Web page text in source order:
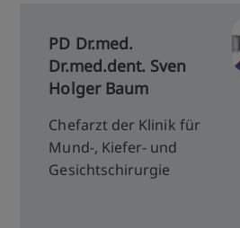
PD Dr.med.
Dr.med.dent. Sven
Holger Baum
Chefarzt der Klinik für
Mund-, Kiefer- und
Gesichtschirurgie